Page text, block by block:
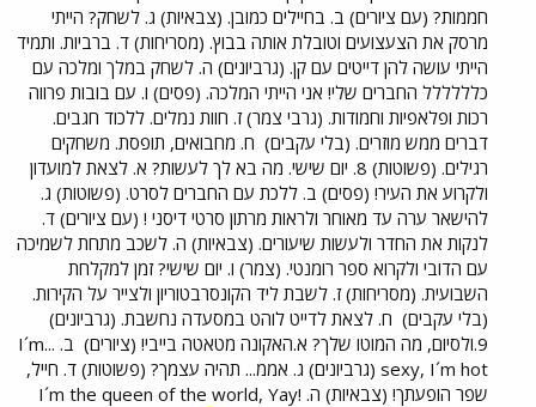
חממות? (עם ציורים) ב. בחיילים כמובן. (צבאיות) ג. לשחק? הייתי
מרסק את הצעצועים וטובלת אותה בבוץ. (מסריחות) ד. ברביות. ותמיד
הייתי עושה להן דייטים עם קן. (גרביונים) ה. לשחק במלך ומלכה עם
כלללללל החברים שלי! אני הייתי המלכה. (פסים) ו. עם בובות פרווה
רכות ופלאפיות וחמודות. (גרבי צמר) ז. חוות נמלים. ללכוד חגבים.
דברים ממש מוזרים. (בלי עקבים) ח. מחבואים, תופסת. משחקים
רגילים. (פשוטות) 8. יום שישי. מה בא לך לעשות? א. לצאת למועדון
ולקרוע את העיר! (פסים) ב. ללכת עם החברים לסרט. (פשוטות) ג.
להישאר ערה עד מאוחר ולראות מרתון סרטי דיסני ! (עם ציורים) ד.
לנקות את החדר ולעשות שיעורים. (צבאיות) ה. לשכב מתחת לשמיכה
עם הדובי ולקרוא ספר רומנטי. (צמר) ו. יום שישי? זמן למקלחת
השבועית. (מסריחות) ז. לשבת ליד הקונסרבטוריון ולצייר על הקירות.
(בלי עקבים) ח. לצאת לדייט לוהט במסעדה נחשבת. (גרביונים)
9.ולסיום, מה המוטו שלך? א.האקונה מטאטה בייבי! (ציורים)
ב. ...I´m
sexy, I´m hot (גרביונים) ג. אממ... תהיה עצמך? (פשוטות) ד. חייל,
שפר הופעתך! (צבאיות) ה. !I´m the queen of the world, Yay